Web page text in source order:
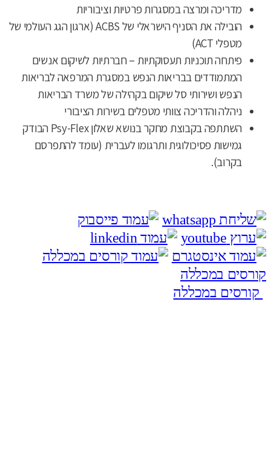
מדריכה ומרצה במסגרות פרטיות וציבוריות
הובילה את הסניף הישראלי של ACBS (ארגון הגג העולמי של
מטפלי ACT)
פיתחה תוכניות תעסוקתיות – חברתיות לשיקום אנשים
המתמודדים בבריאות הנפש במסגרת המרפאה לבריאות
הנפש ושירותי סל שיקום בקהילה של משרד הבריאות
ניהלה והדריכה צוותי מטפלים בשירות הציבורי
השתתפה בקבוצת מחקר בנושא שאלון Psy-Flex הבודק
גמישות פסיכולוגית ותרגומו לעברית (עומד להתפרסם
בקרוב).
קורסים במכללה
קורסים במכללה